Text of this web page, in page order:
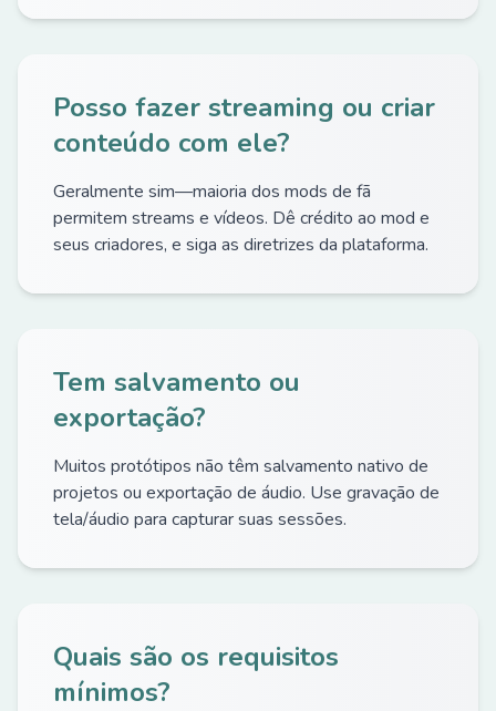
Posso fazer streaming ou criar
conteúdo com ele?
Geralmente sim—maioria dos mods de fã
permitem streams e vídeos. Dê crédito ao mod e
seus criadores, e siga as diretrizes da plataforma.
Tem salvamento ou
exportação?
Muitos protótipos não têm salvamento nativo de
projetos ou exportação de áudio. Use gravação de
tela/áudio para capturar suas sessões.
Quais são os requisitos
mínimos?